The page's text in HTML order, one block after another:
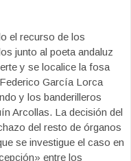
el recurso de los
junto al poeta andaluz
y se localice la fosa
García Lorca
y los banderilleros
Arcollas. La decisión del
del resto de órganos
se investigue el caso en
entre los